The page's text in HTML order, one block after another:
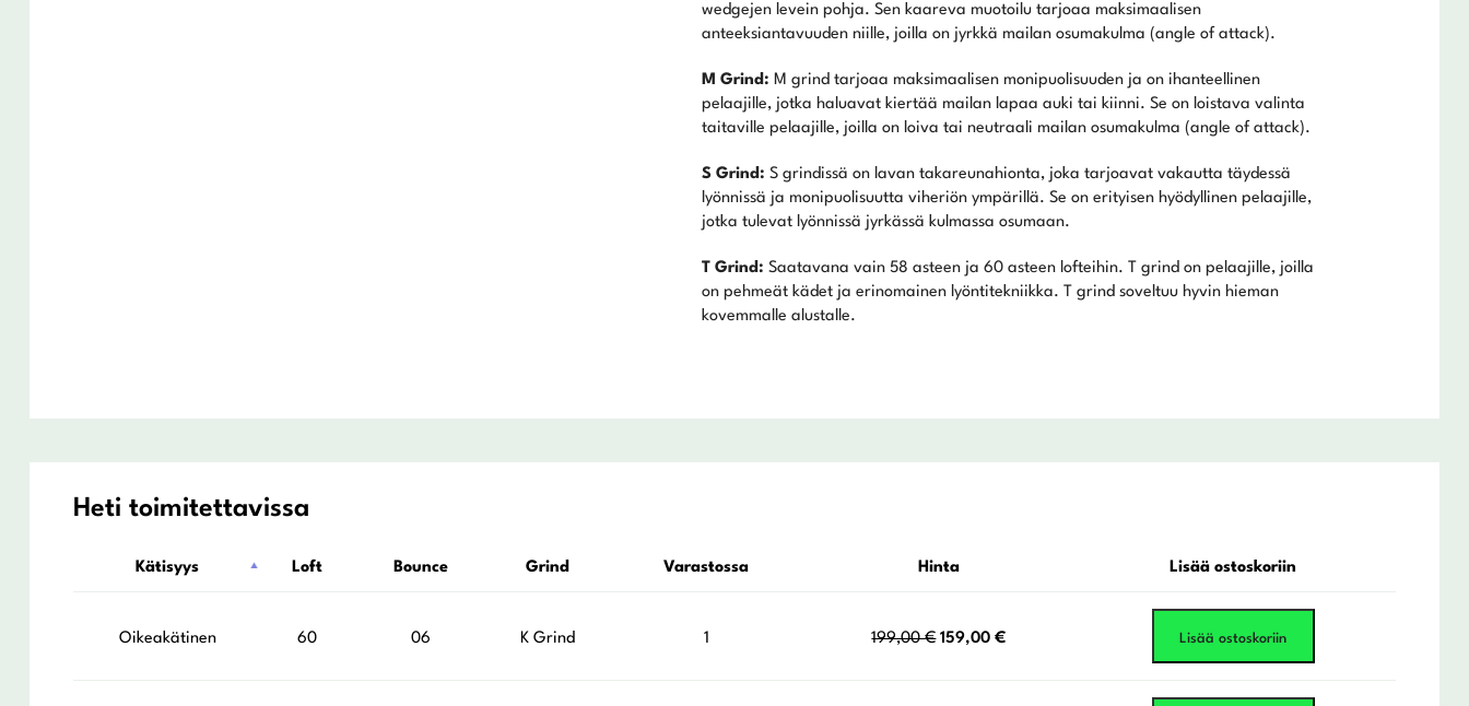
wedgejen levein pohja. Sen kaareva muotoilu tarjoaa maksimaalisen
anteeksiantavuuden niille, joilla on jyrkkä mailan osumakulma (angle of attack).
M Grind: M grind tarjoaa maksimaalisen monipuolisuuden ja on ihanteellinen
pelaajille, jotka haluavat kiertää mailan lapaa auki tai kiinni. Se on loistava valinta
taitaville pelaajille, joilla on loiva tai neutraali mailan osumakulma (angle of attack).
S Grind: S grindissä on lavan takareunahionta, joka tarjoavat vakautta täydessä
lyönnissä ja monipuolisuutta viheriön ympärillä. Se on erityisen hyödyllinen pelaajille,
jotka tulevat lyönnissä jyrkässä kulmassa osumaan.
T Grind: Saatavana vain 58 asteen ja 60 asteen lofteihin. T grind on pelaajille, joilla
on pehmeät kädet ja erinomainen lyöntitekniikka. T grind soveltuu hyvin hieman
kovemmalle alustalle.
Heti toimitettavissa
Kätisyys Loft Bounce Grind Varastossa Hinta Lisää ostoskoriin
Oikeakätinen 60 06 K Grind 1 199,00€ Alkuperäinen
159,00€Nykyinen
Lisää ostoskoriin